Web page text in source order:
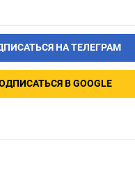
НА ТЕЛЕГРАМ
В GOOGLE